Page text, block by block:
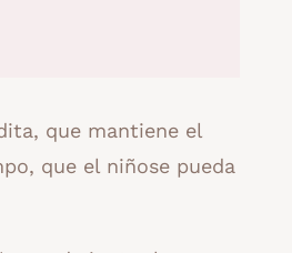
que mantiene el
que el niñose pueda